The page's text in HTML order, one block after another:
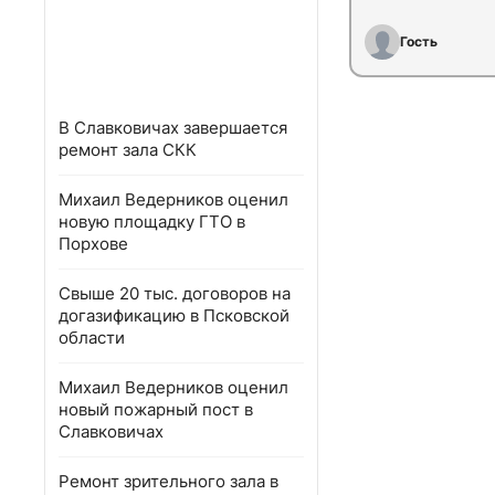
В Славковичах завершается
ремонт зала СКК
Михаил Ведерников оценил
новую площадку ГТО в
Порхове
Свыше 20 тыс. договоров на
догазификацию в Псковской
области
Михаил Ведерников оценил
новый пожарный пост в
Славковичах
Ремонт зрительного зала в
Гость